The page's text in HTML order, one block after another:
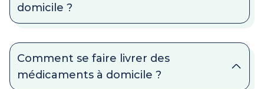
domicile ?
Comment se faire livrer des
médicaments à domicile ?